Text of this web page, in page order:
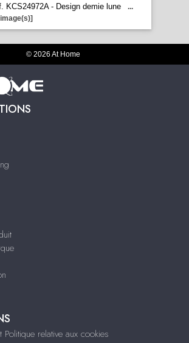
KCS24972A - Design demie lune
...
© 2026 At Home
relative aux cookies